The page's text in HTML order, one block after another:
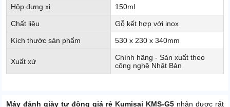
Hộp đựng xi 150ml
Chất liệu Gỗ kết hợp với inox
Kích thước sản phẩm 530 x 230 x 340mm
Xuất xứ
Chính hãng - Sản xuất theo
công nghệ Nhật Bản
Máy đánh giày tự động giá rẻ Kumisai KMS-G5 nhận được rất